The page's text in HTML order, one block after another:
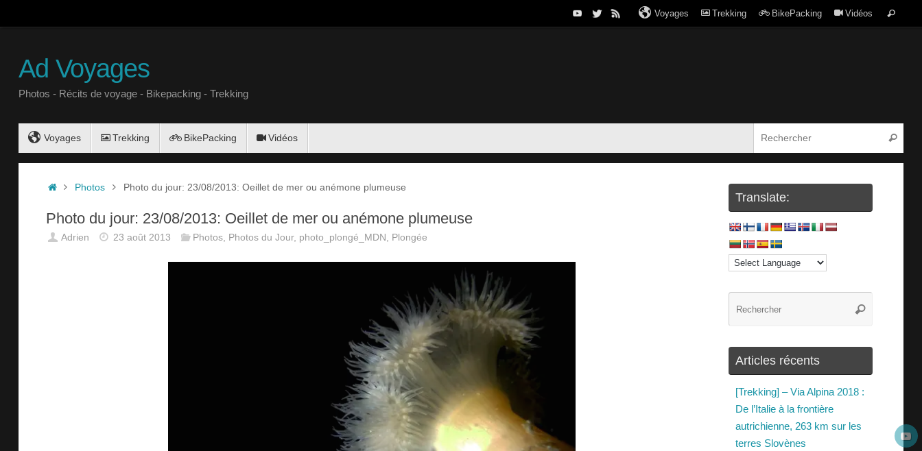
Voyages Trekking BikePacking Vidéos
Ad Voyages
Photos - Récits de voyage - Bikepacking - Trekking
Voyages Trekking BikePacking Vidéos
Photos Photo du jour: 23/08/2013: Oeillet de mer ou anémone plumeuse
Photo du jour: 23/08/2013: Oeillet de mer ou anémone plumeuse
Adrien 23 août 2013 Photos, Photos du Jour, photo_plongé_MDN , Plongée
Translate:
Articles récents
[Trekking] – Via Alpina 2018 :
De l’Italie à la frontière
autrichienne, 263 km sur les
terres Slovènes